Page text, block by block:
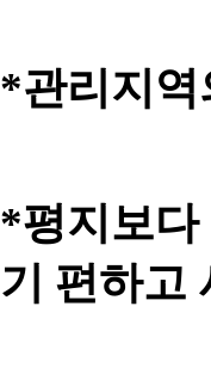
*관리지역
*평지보다
기 편하고